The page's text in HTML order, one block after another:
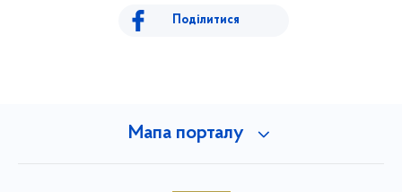
Поділитися
Мапа порталу